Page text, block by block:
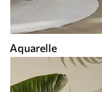
Aquarelle